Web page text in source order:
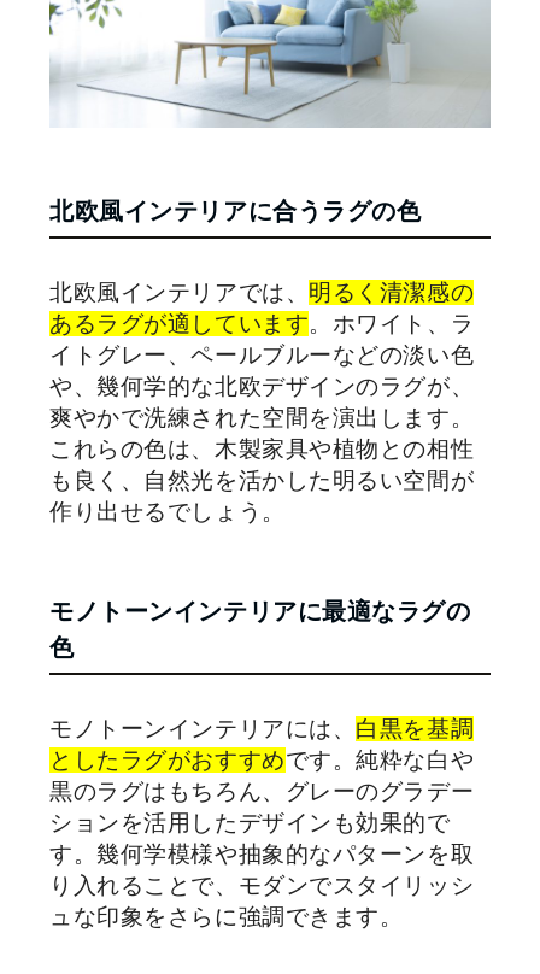
北欧風インテリアに合うラグの色
北欧風インテリアでは、 明るく清潔感の
あるラグが適しています。ホワイト、ラ
イトグレー、ペールブルーなどの淡い色
や、幾何学的な北欧デザインのラグが、
爽やかで洗練された空間を演出します。
これらの色は、木製家具や植物との相性
も良く、自然光を活かした明るい空間が
作り出せるでしょう。
モノトーンインテリアに最適なラグの
色
モノトーンインテリアには、 白黒を基調
としたラグがおすすめです。純粋な白や
黒のラグはもちろん、グレーのグラデー
ションを活用したデザインも効果的で
す。幾何学模様や抽象的なパターンを取
り入れることで、モダンでスタイリッシ
ュな印象をさらに強調できます。